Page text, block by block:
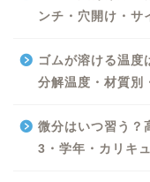
ンチ・穴開け・サ
ゴムが溶ける温度
分解温度・材質別
微分はいつ習う？
3・学年・カリキ